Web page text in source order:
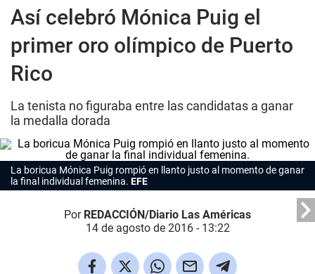
Así celebró Mónica Puig el
primer oro olímpico de Puerto
Rico
La tenista no figuraba entre las candidatas a ganar
la medalla dorada
La boricua Mónica Puig rompió en llanto justo al momento de ganar
la final individual femenina. EFE
Por REDACCIÓN/Diario Las Américas
14 de agosto de 2016 - 13:22